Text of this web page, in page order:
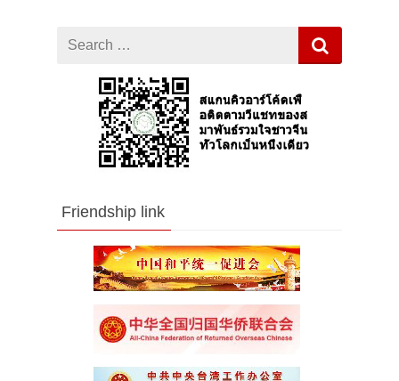
for
Friendship link